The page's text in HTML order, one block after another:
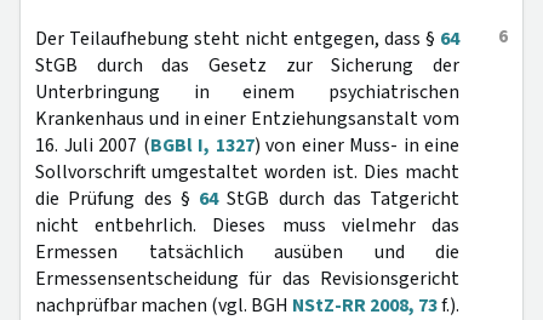
6
Der Teilaufhebung steht nicht entgegen, dass § 64
StGB durch das Gesetz zur Sicherung der
Unterbringung in einem psychiatrischen
Krankenhaus und in einer Entziehungsanstalt vom
16. Juli 2007 (BGBl I, 1327) von einer Muss- in eine
Sollvorschrift umgestaltet worden ist. Dies macht
die Prüfung des § 64StGB durch das Tatgericht
nicht entbehrlich. Dieses muss vielmehr das
Ermessen tatsächlich ausüben und die
Ermessensentscheidung für das Revisionsgericht
nachprüfbar machen (vgl. BGH NStZ-RR 2008, 73f.).